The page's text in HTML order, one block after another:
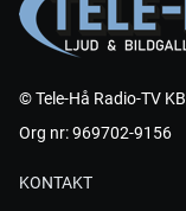
© Tele-Hå Radio-TV KB
Org nr: 969702-9156
KONTAKT